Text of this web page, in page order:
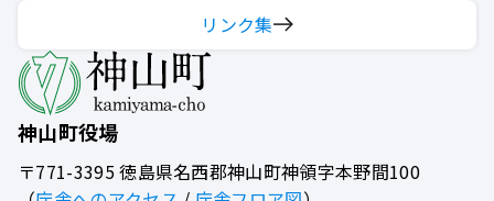
神山町役場
〒771-3395徳島県名西郡神山町神領字本野間100
リンク集